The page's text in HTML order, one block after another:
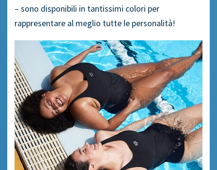
– sono disponibili in tantissimi colori per
rappresentare al meglio tutte le personalità!